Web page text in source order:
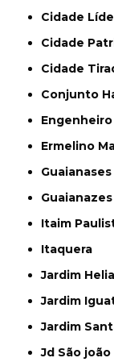
Cidade
Cidade
Cidade
Conjunto
Ermelino
Guaianases
Guaianazes
Itaim
Itaquera
Jardim
Jardim
Jardim
Jd São joão